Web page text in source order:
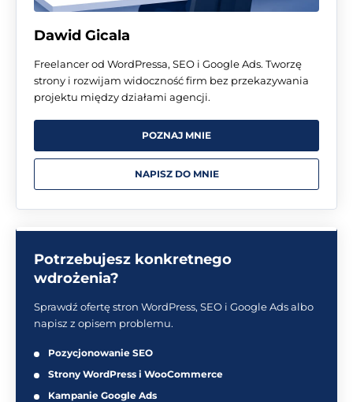
Dawid Gicala
Freelancer od WordPressa, SEO i Google Ads. Tworzę
strony i rozwijam widoczność firm bez przekazywania
projektu między działami agencji.
POZNAJ MNIE
NAPISZ DO MNIE
Potrzebujesz konkretnego
wdrożenia?
Sprawdź ofertę stron WordPress, SEO i Google Ads albo
napisz z opisem problemu.
Pozycjonowanie SEO
Strony WordPress i WooCommerce
Kampanie Google Ads